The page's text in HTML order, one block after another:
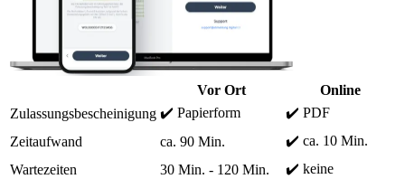
Vor Ort
Online
Zulassungsbescheinigung ✔️ Papierform
✔️ PDF
Zeitaufwand
ca. 90 Min.
✔️ ca. 10 Min.
Wartezeiten
30 Min. - 120 Min. ✔️ keine